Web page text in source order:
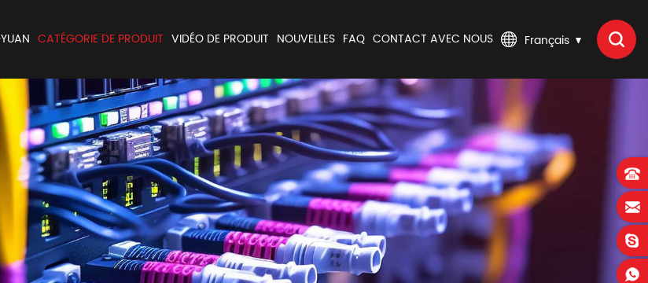
Français
CATÉGORIE DE PRODUIT VIDÉO DE PRODUIT NOUVELLES FAQ CONTACT AVEC NOUS